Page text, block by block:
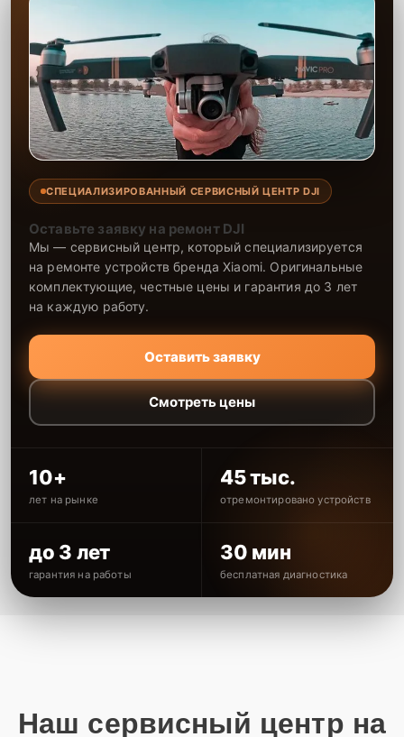
СПЕЦИАЛИЗИРОВАННЫЙ СЕРВИСНЫЙ ЦЕНТР DJI
Оставьте заявку на ремонт DJI
Мы — сервисный центр, который специализируется
на ремонте устройств бренда Xiaomi. Оригинальные
комплектующие, честные цены и гарантия до 3 лет
на каждую работу.
Оставить заявку
Смотреть цены
10+
лет на рынке
45 тыс.
отремонтировано устройств
до 3 лет
гарантия на работы
30 мин
бесплатная диагностика
Наш сервисный центр на